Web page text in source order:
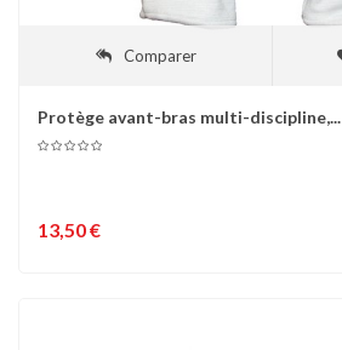
Comparer
Protège avant-bras multi-discipline,...
13,50 €